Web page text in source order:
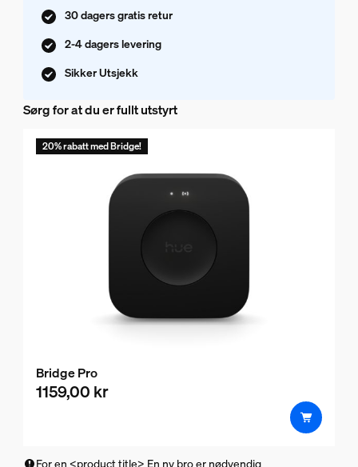
30 dagers gratis retur
2-4 dagers levering
Sikker Utsjekk
Sørg for at du er fullt utstyrt
20% rabatt med Bridge!
Bridge Pro
1159,00 kr
For en <product title> En ny bro er nødvendig